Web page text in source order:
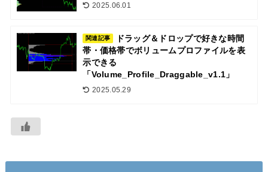
2025.06.01
関連記事
ドラッグ＆ドロップで好きな時間
帯・価格帯でボリュームプロファイルを表
示できる
「Volume_Profile_Draggable_v1.1」
2025.05.29